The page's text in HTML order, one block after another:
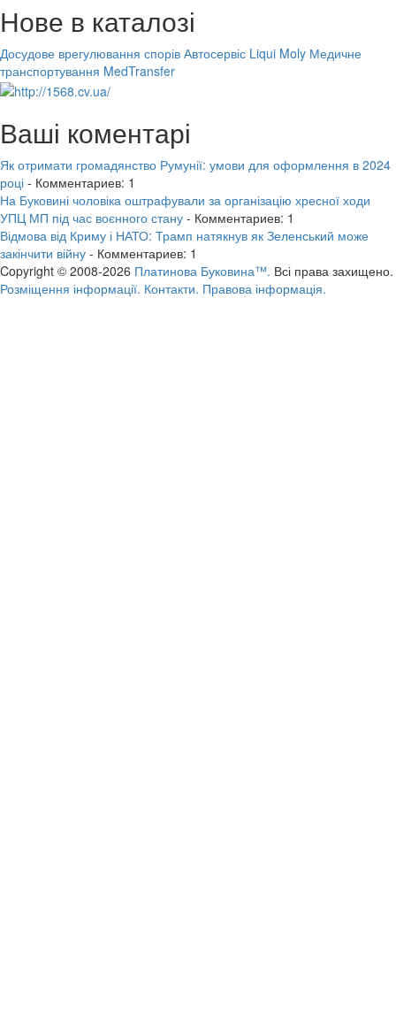
Нове в каталозі
Досудове врегулювання спорів Автосервіс Liqui Moly Медичне
транспортування MedTransfer
Ваші коментарі
Як отримати громадянство Румунії: умови для оформлення в 2024
році - Комментариев: 1
На Буковині чоловіка оштрафували за організацію хресної ходи
УПЦ МП під час воєнного стану - Комментариев: 1
Відмова від Криму і НАТО: Трамп натякнув як Зеленський може
закінчити війну - Комментариев: 1
Copyright © 2008-2026 Платинова Буковина™. Всі права захищено.
Розміщення інформації. Контакти. Правова інформація.